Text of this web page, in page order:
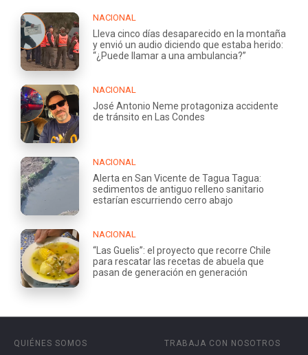
NACIONAL
Lleva cinco días desaparecido en la montaña
y envió un audio diciendo que estaba herido:
“¿Puede llamar a una ambulancia?”
NACIONAL
José Antonio Neme protagoniza accidente
de tránsito en Las Condes
NACIONAL
Alerta en San Vicente de Tagua Tagua:
sedimentos de antiguo relleno sanitario
estarían escurriendo cerro abajo
NACIONAL
“Las Guelis”: el proyecto que recorre Chile
para rescatar las recetas de abuela que
pasan de generación en generación
QUIÉNES SOMOS
TRABAJA CON NOSOTROS